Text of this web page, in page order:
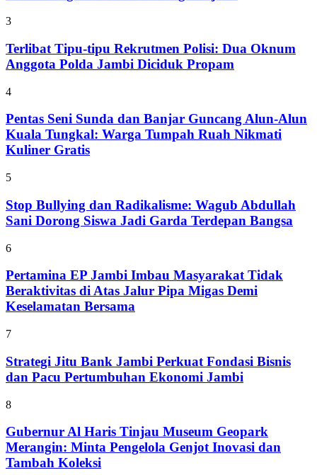
3
Terlibat Tipu-tipu Rekrutmen Polisi: Dua Oknum
Anggota Polda Jambi Diciduk Propam
4
Pentas Seni Sunda dan Banjar Guncang Alun-Alun
Kuala Tungkal: Warga Tumpah Ruah Nikmati
Kuliner Gratis
5
Stop Bullying dan Radikalisme: Wagub Abdullah
Sani Dorong Siswa Jadi Garda Terdepan Bangsa
6
Pertamina EP Jambi Imbau Masyarakat Tidak
Beraktivitas di Atas Jalur Pipa Migas Demi
Keselamatan Bersama
7
Strategi Jitu Bank Jambi Perkuat Fondasi Bisnis
dan Pacu Pertumbuhan Ekonomi Jambi
8
Gubernur Al Haris Tinjau Museum Geopark
Merangin: Minta Pengelola Genjot Inovasi dan
Tambah Koleksi